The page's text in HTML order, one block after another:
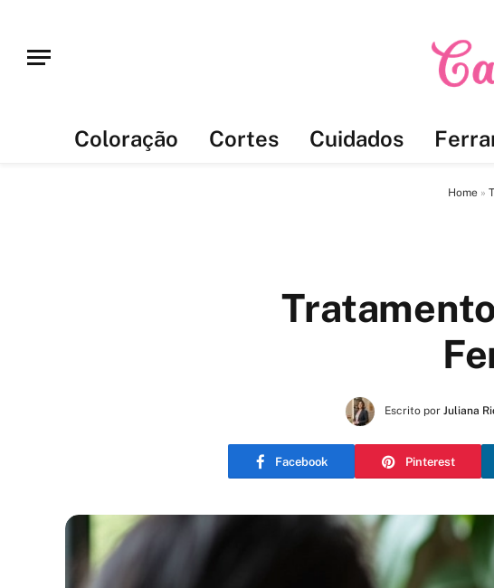
Coloração Cortes Cuidados
Home »
Escrito por Juliana
Facebook Pinterest